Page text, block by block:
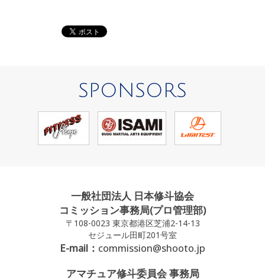
SPONSORS
一般社団法人 日本修斗協会
コミッション事務局(プロ管理部)
〒108-0023 東京都港区芝浦2-14-13
セジュール田町201号室
E-mail： commission@shooto.jp
アマチュア修斗委員会 事務局